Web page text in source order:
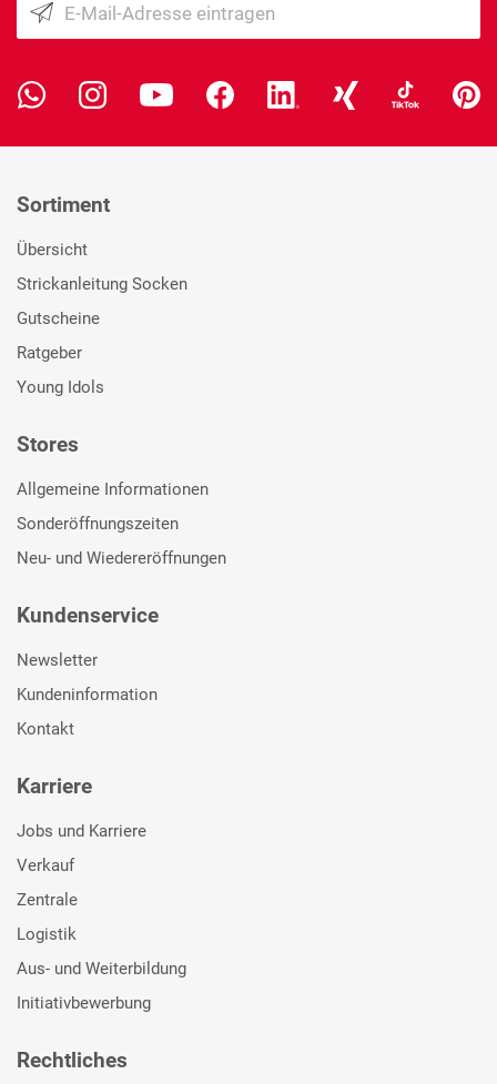
Sortiment
Übersicht
Strickanleitung Socken
Gutscheine
Ratgeber
Young Idols
Stores
Allgemeine Informationen
Sonderöffnungszeiten
Neu- und Wiedereröffnungen
Kundenservice
Newsletter
Kundeninformation
Kontakt
Karriere
Jobs und Karriere
Verkauf
Zentrale
Logistik
Aus- und Weiterbildung
Initiativbewerbung
Rechtliches